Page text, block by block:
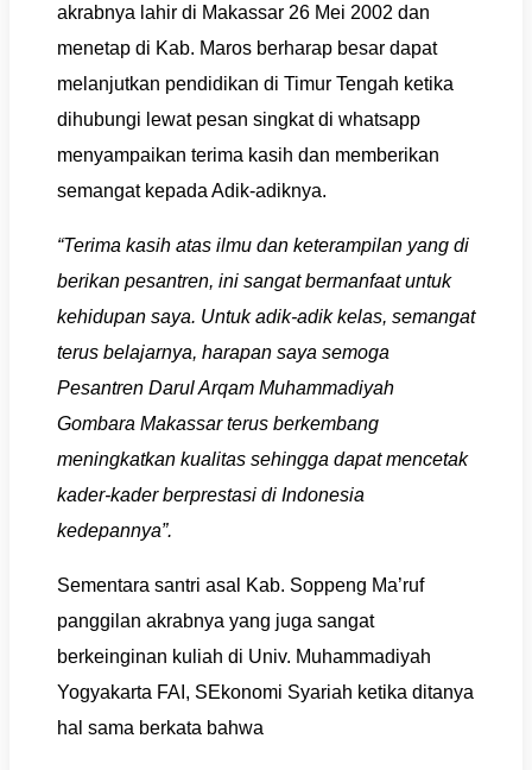
akrabnya lahir di Makassar 26 Mei 2002 dan
menetap di Kab. Maros berharap besar dapat
melanjutkan pendidikan di Timur Tengah ketika
dihubungi lewat pesan singkat di whatsapp
menyampaikan terima kasih dan memberikan
semangat kepada Adik-adiknya.
“Terima kasih atas ilmu dan keterampilan yang di
berikan pesantren, ini sangat bermanfaat untuk
kehidupan saya. Untuk adik-adik kelas, semangat
terus belajarnya, harapan saya semoga
Pesantren Darul Arqam Muhammadiyah
Gombara Makassar terus berkembang
meningkatkan kualitas sehingga dapat mencetak
kader-kader berprestasi di Indonesia
kedepannya”.
Sementara santri asal Kab. Soppeng Ma’ruf
panggilan akrabnya yang juga sangat
berkeinginan kuliah di Univ. Muhammadiyah
Yogyakarta FAI, SEkonomi Syariah ketika ditanya
hal sama berkata bahwa